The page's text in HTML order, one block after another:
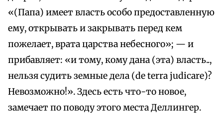
«(Папа) имеет власть особо предоставленную
ему, открывать и закрывать перед кем
пожелает, врата царства небесного»; — и
прибавляет: «и тому, кому дана (эта) власть..,
нельзя судить земные дела (de terra judicare)?
Невозможно!». Здесь есть что-то новое,
замечает по поводу этого места Деллингер.